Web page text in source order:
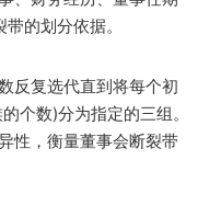
的划分依据。
反复选代直到将每个初
个数)分为指定的三组。
性，衡量董事会断裂带